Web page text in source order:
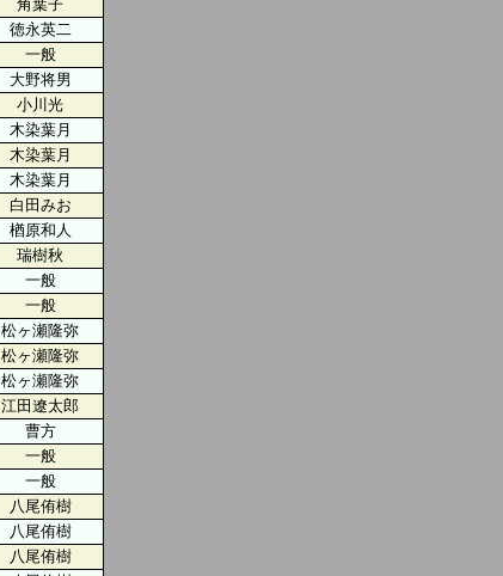
角葉子
徳永英二
一般
大野将男
小川光
木染葉月
木染葉月
木染葉月
白田みお
楢原和人
瑞樹秋
一般
一般
松ヶ瀬隆弥
松ヶ瀬隆弥
松ヶ瀬隆弥
江田遼太郎
曹方
一般
一般
八尾侑樹
八尾侑樹
八尾侑樹